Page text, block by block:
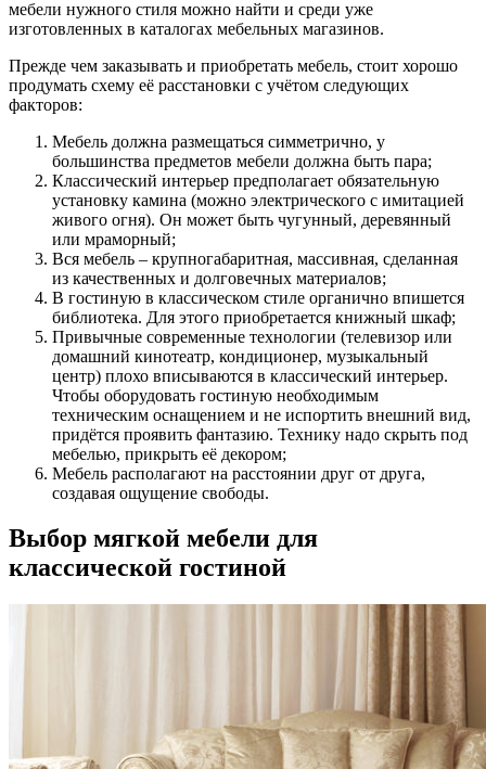
мебели нужного стиля можно найти и среди уже
изготовленных в каталогах мебельных магазинов.
Прежде чем заказывать и приобретать мебель, стоит хорошо
продумать схему её расстановки с учётом следующих
факторов:
Мебель должна размещаться симметрично, у
большинства предметов мебели должна быть пара;
Классический интерьер предполагает обязательную
установку камина (можно электрического с имитацией
живого огня). Он может быть чугунный, деревянный
или мраморный;
Вся мебель – крупногабаритная, массивная, сделанная
из качественных и долговечных материалов;
В гостиную в классическом стиле органично впишется
библиотека. Для этого приобретается книжный шкаф;
Привычные современные технологии (телевизор или
домашний кинотеатр, кондиционер, музыкальный
центр) плохо вписываются в классический интерьер.
Чтобы оборудовать гостиную необходимым
техническим оснащением и не испортить внешний вид,
придётся проявить фантазию. Технику надо скрыть под
мебелью, прикрыть её декором;
Мебель располагают на расстоянии друг от друга,
создавая ощущение свободы.
Выбор мягкой мебели для
классической гостиной